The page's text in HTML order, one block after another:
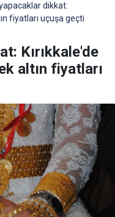
dikkat:
fiyatları uçuşa geçti
Kırıkkale'de
altın fiyatları